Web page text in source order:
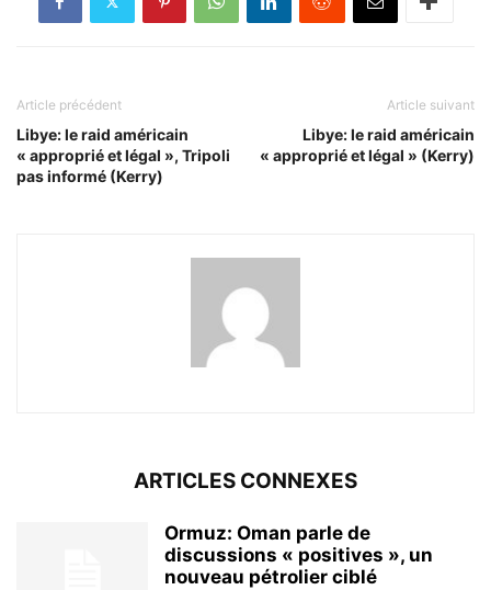
Article précédent
Libye: le raid américain
« approprié et légal », Tripoli
pas informé (Kerry)
Article suivant
Libye: le raid américain
« approprié et légal » (Kerry)
ARTICLES CONNEXES
Ormuz: Oman parle de
discussions « positives », un
nouveau pétrolier ciblé